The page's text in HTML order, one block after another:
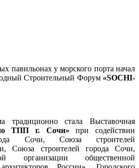
павильонах у морского порта начал
Строительный Форум «SOCHI-
традиционно стала Выставочная
ТПП г. Сочи» при содействии
Сочи, Союза строителей
Союза строителей города Сочи,
организации общественной